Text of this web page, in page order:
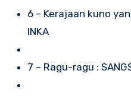
6 – Kerajaan kuno
INKA
7 – Ragu-ragu :